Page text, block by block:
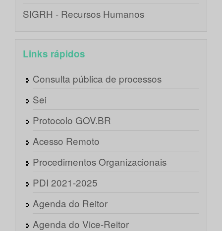
SIGRH - Recursos Humanos
Links rápidos
Consulta pública de processos
Sei
Protocolo GOV.BR
Acesso Remoto
Procedimentos Organizacionais
PDI 2021-2025
Agenda do Reitor
Agenda do Vice-Reitor